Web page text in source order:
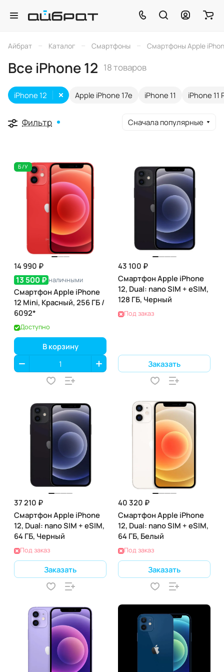
Айбрат – Каталог – Смартфоны – Смартфоны Apple
Все iPhone 12 18 товаров
Apple iPhone 17e iPhone 11 iPhone 11
iPhone 12
Фильтр Сначала популярные
Б/У
14 990 ₽
13 500 ₽ наличными
Смартфон Apple iPhone
12 Mini, Красный, 256 ГБ /
6092*
Доступно
В корзину
43 100 ₽
Смартфон Apple iPhone
12, Dual: nano SIM + eSIM,
128 ГБ, Черный
Под заказ
Заказать
37 210 ₽
Смартфон Apple iPhone
12, Dual: nano SIM + eSIM,
64 ГБ, Черный
Под заказ
Заказать
40 320 ₽
Смартфон Apple iPhone
12, Dual: nano SIM + eSIM,
64 ГБ, Белый
Под заказ
Заказать